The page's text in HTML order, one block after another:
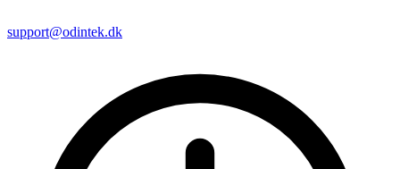
support@odintek.dk